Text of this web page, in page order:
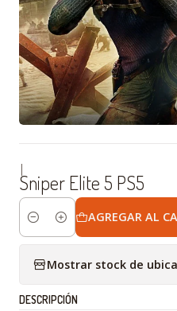
|
Sniper Elite 5 PS5
Cantidad
AGREGAR AL
Mostrar stock de
DESCRIPCIÓN